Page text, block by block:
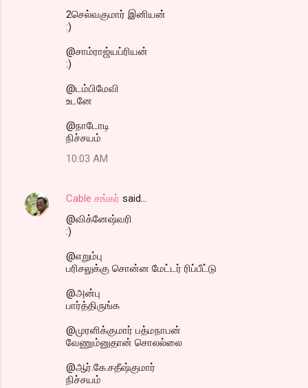
2செல்வகுமார் இனியன்
:)
@சாம்ராஜ்யப்ரியன்
:)
@டம்பிமேவி
உடனே
@நாடோடி
நிச்சயம்
10:03 AM
Cable சங்கர் said…
@விக்னேஷ்வரி
:)
@எறும்பு
பரிசலுக்கு சொன்ன மேட்டர் ரிப்பீட்டு
@அன்பு
பார்த்திருங்க
@முரளிக்குமார் பத்மநாபன்
வேணும்னுதான் சொலல்லை
@ஆர்.கே.சதீஷ்குமார்
நிச்சயம்